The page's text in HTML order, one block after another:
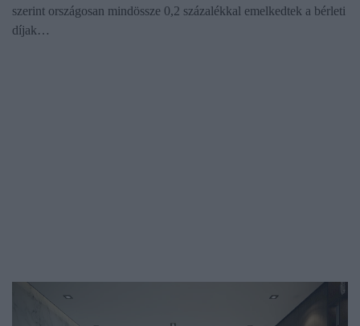
szerint országosan mindössze 0,2 százalékkal emelkedtek a bérleti
díjak…